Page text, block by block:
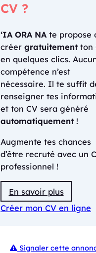
CV ?
‘IA ORA NA te propose
créer gratuitementton
en quelques clics.
compétence n’est
nécessaire. Il te suffit
renseigner tes
et ton CV sera généré
automatiquement!
Augmente tes chances
d’être recruté avec un
professionnel !
En savoir plus
Créer mon CV en ligne
Signaler cette